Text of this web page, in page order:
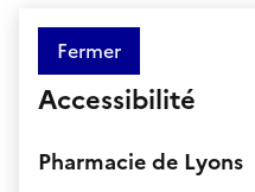
Fermer
Accessibilité
Pharmacie de Lyons